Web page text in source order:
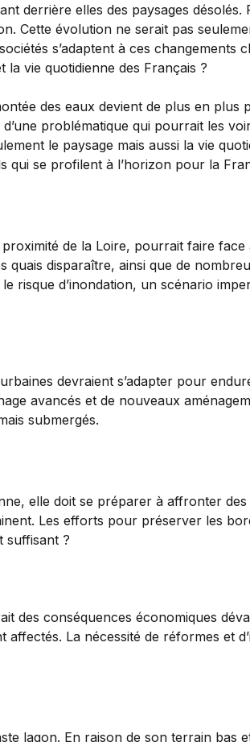
derrière elles des paysages désolés.
Cette évolution ne serait pas
s’adaptent à ces changements
vie quotidienne des Français ?
des eaux devient de plus en plus
problématique qui pourrait les
le paysage mais aussi la vie
qui se profilent à l’horizon pour la
proximité de la Loire, pourrait faire face
disparaître, ainsi que de
risque d’inondation, un scénario
devraient s’adapter pour
avancés et de nouveaux
submergés.
elle doit se préparer à affronter des
Les efforts pour préserver les
suffisant ?
des conséquences économiques
La nécessité de réformes et
lagon. En raison de son terrain bas